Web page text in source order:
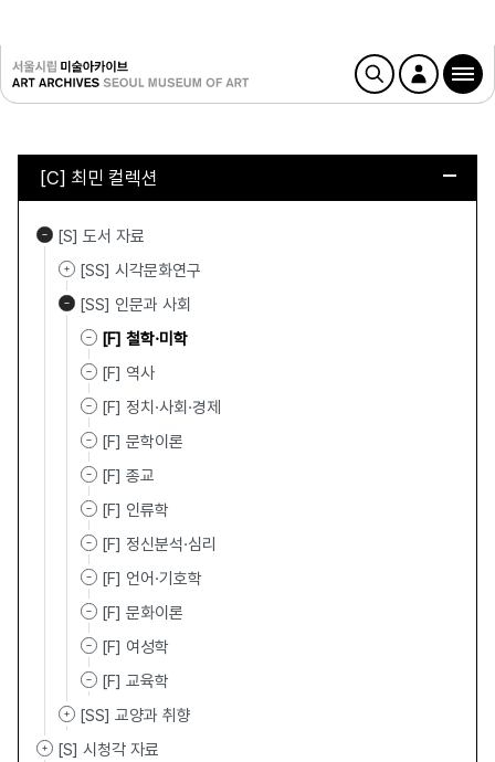
[C] 최민 컬렉션
[S] 도서 자료
[SS] 시각문화연구
[SS] 인문과 사회
[F] 철학·미학
[F] 역사
[F] 정치·사회·경제
[F] 문학이론
[F] 종교
[F] 인류학
[F] 정신분석·심리
[F] 언어·기호학
[F] 문화이론
[F] 여성학
[F] 교육학
[SS] 교양과 취향
[S] 시청각 자료